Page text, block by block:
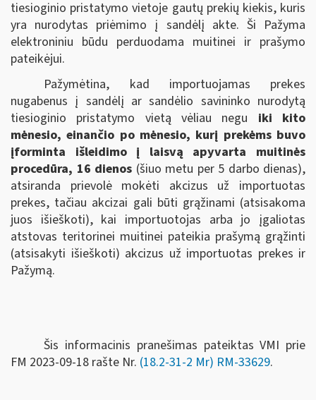
tiesioginio pristatymo vietoje gautų prekių kiekis, kuris
yra nurodytas priėmimo į sandėlį akte. Ši Pažyma
elektroniniu būdu perduodama muitinei ir prašymo
pateikėjui.
Pažymėtina, kad importuojamas prekes
nugabenus į sandėlį ar sandėlio savininko nurodytą
tiesioginio pristatymo vietą vėliau negu iki kito
mėnesio, einančio po mėnesio, kurį prekėms buvo
įforminta išleidimo į laisvą apyvarta muitinės
procedūra, 16 dienos (šiuo metu per 5 darbo dienas),
atsiranda prievolė mokėti akcizus už importuotas
prekes, tačiau akcizai gali būti grąžinami (atsisakoma
juos išieškoti), kai importuotojas arba jo įgaliotas
atstovas teritorinei muitinei pateikia prašymą grąžinti
(atsisakyti išieškoti) akcizus už importuotas prekes ir
Pažymą.
Šis informacinis pranešimas pateiktas VMI prie
FM 2023-09-18 rašte Nr. (18.2-31-2 Mr) RM-33629.